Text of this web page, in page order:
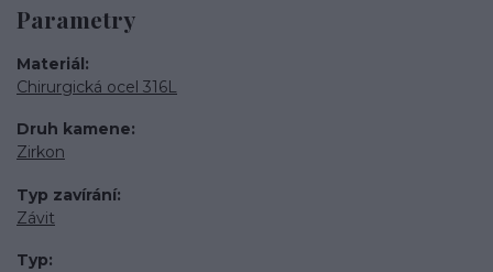
Parametry
Materiál
Chirurgická ocel 316L
Druh kamene
Zirkon
Typ zavírání
Závit
Typ